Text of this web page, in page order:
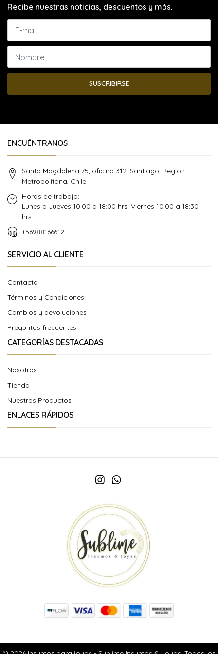
Recibe nuestras noticias, descuentos y más.
SUSCRIBIRSE
ENCUÉNTRANOS
Santa Magdalena 75, oficina 312, Santiago, Región
Metropolitana, Chile
Horas de trabajo:
Lunes a Jueves 10:00 a 18:00 hrs. Viernes 10:00 a 18:30
hrs.
+56988166612
SERVICIO AL CLIENTE
Contacto
Términos y Condiciones
Cambios y devoluciones
Preguntas frecuentes
CATEGORÍAS DESTACADAS
Nosotros
Tienda
Nuestros Productos
ENLACES RÁPIDOS